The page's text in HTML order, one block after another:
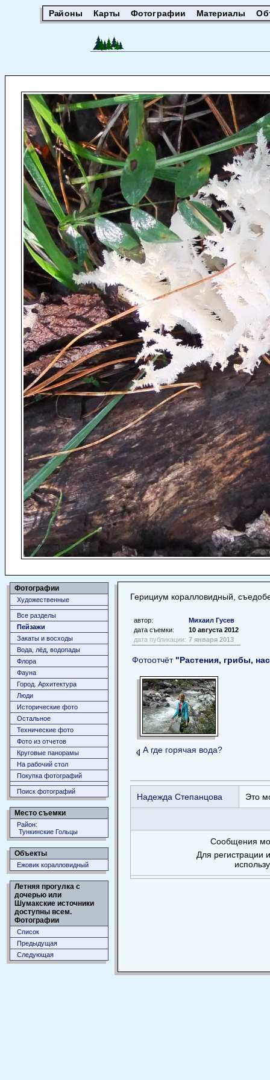
Районы Карты Фотографии Материалы
Фотографии
Художественные
Все разделы
Пейзажи
Закаты и восходы
Вода, лёд, водопады
Флора
Фауна
Город. Архитектура
Люди
Исторические фото
Остальное
Технические фото
Фото из отчетов
Круговые панорамы
На рабочий стол
Покупка фотографий
Поиск фотографий
Место съемки
Район:
Тункинские Гольцы
Объекты
Ежовик коралловидный
Летняя прогулка с
дочерью или
Шумакские источники
доступны всем.
Фотографии
Список
Предыдущая
Следующая
Герициум коралловидный,
автор:
Михаил Гусев
дата съемки:
10 августа 2012
дата публикации: 7 января 2013
Фотоотчёт "Растения, грибы,
А где горячая вода?
Надежда Степанцова Это
Сообщения
Для регистрации